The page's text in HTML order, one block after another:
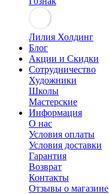
Лилия Холдинг
Блог
Акции и Скидки
Сотрудничество
Художники
Школы
Мастерские
Информация
О нас
Условия оплаты
Условия доставки
Гарантия
Возврат
Контакты
Отзывы о магазине